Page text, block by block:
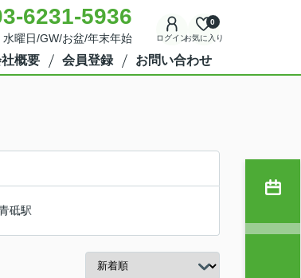
6231-5936
曜日/GW/お盆/年末年始 ログインお気に入り
0
概要 会員登録 お問い合わせ
砥駅